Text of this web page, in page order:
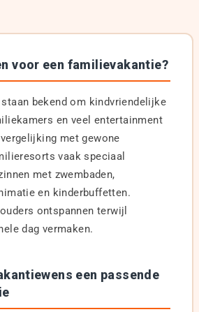
voor een familievakantie?
bekend om kindvriendelijke
en veel entertainment
met gewone
vaak speciaal
met zwembaden,
en kinderbuffetten.
ontspannen terwijl
dag vermaken.
een passende